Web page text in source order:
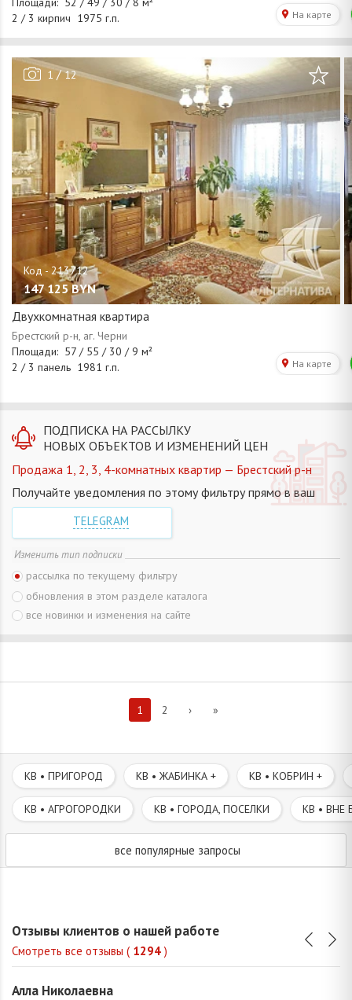
1/12
147 125 BYN
Двухкомнатная квартира
ПОДПИСКА НА РАССЫЛКУ
НОВЫХ ОБЪЕКТОВ И ИЗМЕНЕНИЙ ЦЕН
Продажа 1, 2, 3, 4-комнатных квартир — Брестский р-н
Получайте уведомления по этому фильтру прямо в ваш
TELEGRAM
Изменить тип подписки
рассылка по текущему фильтру
обновления в этом разделе каталога
все новинки и изменения на сайте
1 2 › »
КВ • ПРИГОРОД КВ • ЖАБИНКА + КВ • КОБРИН +
КВ • АГРОГОРОДКИ КВ • ГОРОДА, ПОСЕЛКИ КВ • ВНЕ
все популярные запросы
Отзывы клиентов о нашей работе
Смотреть все отзывы ( 1294 )
Алла Николаевна